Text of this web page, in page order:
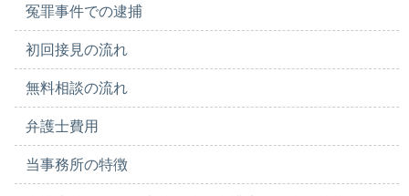
冤罪事件での逮捕
初回接見の流れ
無料相談の流れ
弁護士費用
当事務所の特徴